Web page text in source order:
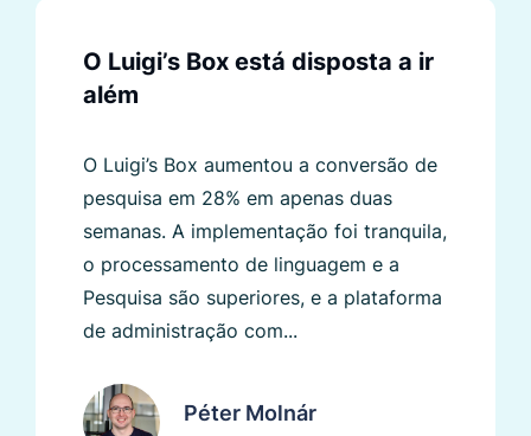
O Luigi’s Box está disposta a ir
além
O Luigi’s Box aumentou a conversão de
pesquisa em 28% em apenas duas
semanas. A implementação foi tranquila,
o processamento de linguagem e a
Pesquisa são superiores, e a plataforma
de administração com...
Péter Molnár